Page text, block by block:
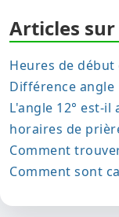
Articles
Heures de
Différence angle
L'angle 12° est-
horaires de
Comment
Comment sont